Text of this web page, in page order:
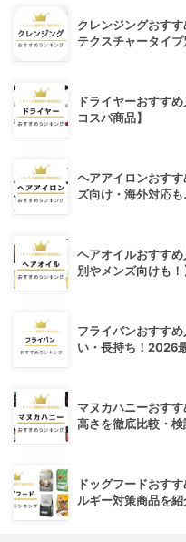
クレンジングおす
テクスチャータイプ
ドライヤーおすす
コスパ商品】
ヘアアイロンおす
ズ向け・海外対応も
ヘアオイルおすす
別やメンズ向けも！
フライパンおすす
い・長持ち！2026最
マヌカハニーおす
高さを徹底比較・検
ドッグフードおす
ルギー対策商品を紹